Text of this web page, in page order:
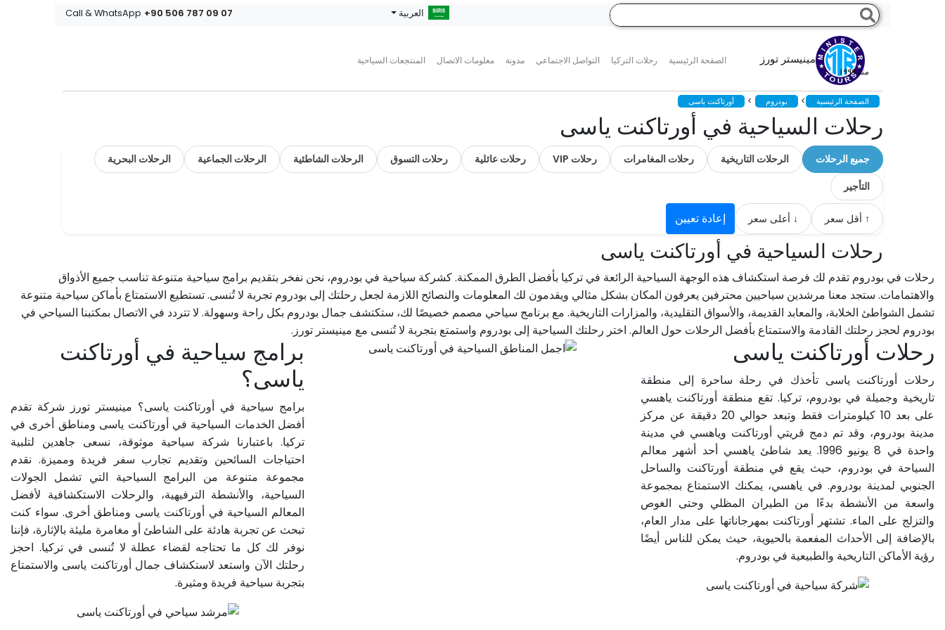
مينيستر تورز
منذ ١٩٩٩
الصفحة الرئيسية رحلات التركيا التواصل الاجتماعي مدونة معلومات الاتصال المنتجعات السياحية
العربية Call & WhatsApp +90 506 787 09 07
الصفحة الرئيسية > بودروم > أورتاكنت ياسى
رحلات السياحية في أورتاكنت ياسى
جميع الرحلات الرحلات التاريخية رحلات المغامرات رحلات VIP رحلات عائلية رحلات التسوق الرحلات الشاطئية الرحلات الجماعية
الرحلات البحرية
التأجير
↑ أقل سعر ↓ أعلى سعر إعادة تعيين
رحلات السياحية في أورتاكنت ياسى
رحلات في بودروم تقدم لك فرصة استكشاف هذه الوجهة السياحية الرائعة في تركيا بأفضل الطرق الممكنة. كشركة سياحية في بودروم، نحن نفخر بتقديم برامج سياحية متنوعة تناسب جميع الأذواق
والاهتمامات. ستجد معنا مرشدين سياحيين محترفين يعرفون المكان بشكل مثالي ويقدمون لك المعلومات والنصائح اللازمة لجعل رحلتك إلى بودروم تجربة لا تُنسى. تستطيع الاستمتاع بأماكن سياحية متنوعة
تشمل الشواطئ الخلابة، والمعابد القديمة، والأسواق التقليدية، والمزارات التاريخية. مع برنامج سياحي مصمم خصيصًا لك، ستكتشف جمال بودروم بكل راحة وسهولة. لا تتردد في الاتصال بمكتبنا السياحي في
بودروم لحجز رحلتك القادمة والاستمتاع بأفضل الرحلات حول العالم. اختر رحلتك السياحية إلى بودروم واستمتع بتجربة لا تُنسى مع مينيستر تورز.
رحلات أورتاكنت ياسى
رحلات أورتاكنت ياسى تأخذك في رحلة ساحرة إلى منطقة
تاريخية وجميلة في بودروم، تركيا. تقع منطقة أورتاكنت ياهسي
على بعد 10 كيلومترات فقط وتبعد حوالي 20 دقيقة عن مركز
مدينة بودروم، وقد تم دمج قريتي أورتاكنت وياهسي في مدينة
واحدة في 8 يونيو 1996. يعد شاطئ ياهسي أحد أشهر معالم
السياحة في بودروم، حيث يقع في منطقة أورتاكنت والساحل
الجنوبي لمدينة بودروم. في ياهسي، يمكنك الاستمتاع بمجموعة
واسعة من الأنشطة بدءًا من الطيران المظلي وحتى الغوص
والتزلج على الماء. تشتهر أورتاكنت بمهرجاناتها على مدار العام،
بالإضافة إلى الأحداث المفعمة بالحيوية، حيث يمكن للناس أيضًا
رؤية الأماكن التاريخية والطبيعية في بودروم.
برامج سياحية في أورتاكنت
ياسى؟
برامج سياحية في أورتاكنت ياسى؟ مينيستر تورز شركة تقدم
أفضل الخدمات السياحية في أورتاكنت ياسى ومناطق أخرى في
تركيا. باعتبارنا شركة سياحية موثوقة، نسعى جاهدين لتلبية
احتياجات السائحين وتقديم تجارب سفر فريدة ومميزة. نقدم
مجموعة متنوعة من البرامج السياحية التي تشمل الجولات
السياحية، والأنشطة الترفيهية، والرحلات الاستكشافية لأفضل
المعالم السياحية في أورتاكنت ياسى ومناطق أخرى. سواء كنت
تبحث عن تجربة هادئة على الشاطئ أو مغامرة مليئة بالإثارة، فإننا
نوفر لك كل ما تحتاجه لقضاء عطلة لا تُنسى في تركيا. احجز
رحلتك الآن واستعد لاستكشاف جمال أورتاكنت ياسى والاستمتاع
بتجربة سياحية فريدة ومثيرة.